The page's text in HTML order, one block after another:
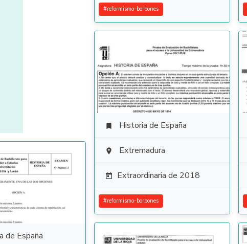
#reformismo-borbones
 Historia de España
 Extremadura
 Extraordinaria de 2018
#reformismo-borbones
de España